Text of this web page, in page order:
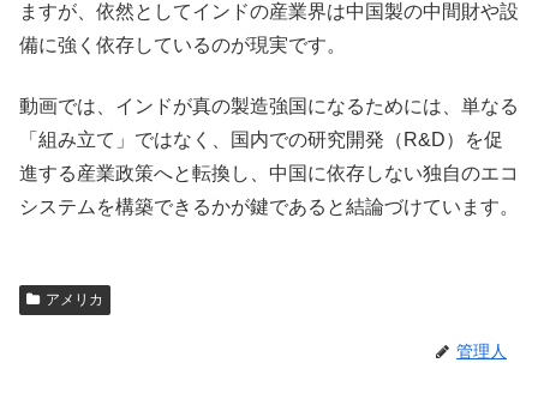
ますが、依然としてインドの産業界は中国製の中間財や設
備に強く依存しているのが現実です。
動画では、インドが真の製造強国になるためには、単なる
「組み立て」ではなく、国内での研究開発（R&D）を促
進する産業政策へと転換し、中国に依存しない独自のエコ
システムを構築できるかが鍵であると結論づけています。
アメリカ
管理人